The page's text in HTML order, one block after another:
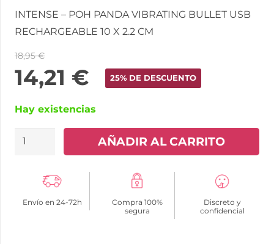
INTENSE – POH PANDA VIBRATING BULLET USB
RECHARGEABLE 10 X 2.2 CM
18,95€
14,21 € 25% DE DESCUENTO
Hay existencias
INTENSE
VIBRADORA
AÑADIR AL CARRITO
Envío en 24-72h
Compra 100%
segura
Discreto y
confidencial